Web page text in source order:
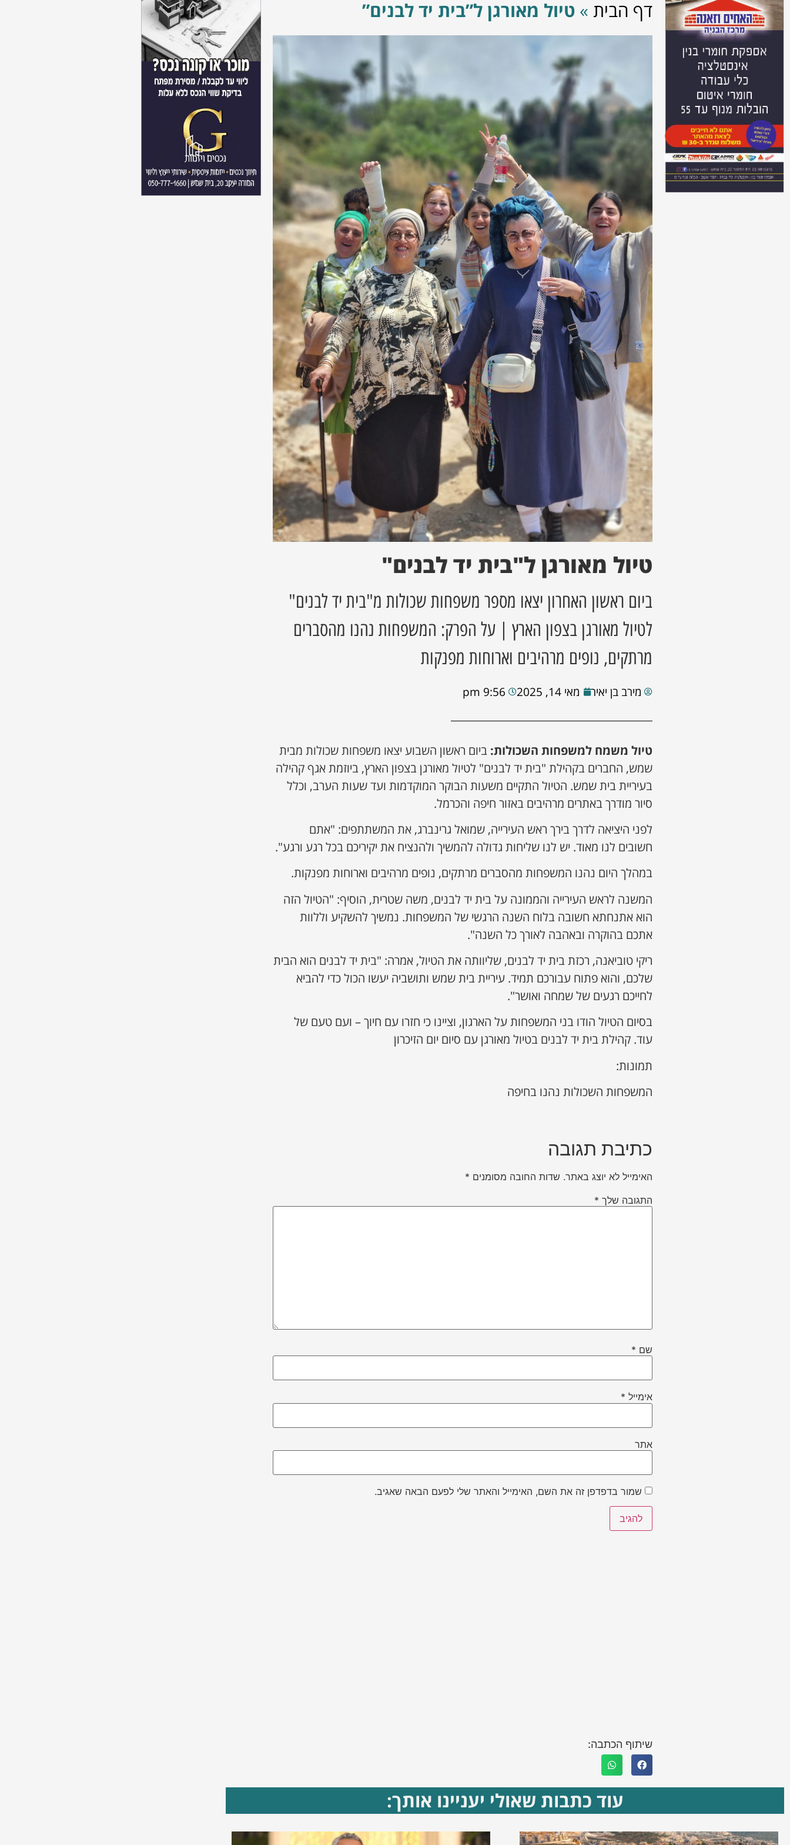
דף הבית »טיול מאורגן ל”בית יד לבנים”
טיול מאורגן ל"בית יד לבנים"
ביום ראשון האחרון יצאו מספר משפחות שכולות מ"בית יד לבנים"
לטיול מאורגן בצפון הארץ | על הפרק: המשפחות נהנו מהסברים
מרתקים, נופים מרהיבים וארוחות מפנקות
מירב בן יאיר מאי 14, 2025 9:56 pm
טיול משמח למשפחות השכולות:ביום ראשון השבוע יצאו משפחות שכולות מבית
שמש, החברים בקהילת "בית יד לבנים" לטיול מאורגן בצפון הארץ, ביוזמת אגף קהילה
בעיריית בית שמש. הטיול התקיים משעות הבוקר המוקדמות ועד שעות הערב, וכלל
סיור מודרך באתרים מרהיבים באזור חיפה והכרמל.
לפני היציאה לדרך בירך ראש העירייה, שמואל גרינברג, את המשתתפים: "אתם
חשובים לנו מאוד. יש לנו שליחות גדולה להמשיך ולהנציח את יקיריכם בכל רגע ורגע".
במהלך היום נהנו המשפחות מהסברים מרתקים, נופים מרהיבים וארוחות מפנקות.
המשנה לראש העירייה והממונה על בית יד לבנים, משה שטרית, הוסיף: "הטיול הזה
הוא אתנחתא חשובה בלוח השנה הרגשי של המשפחות. נמשיך להשקיע וללוות
אתכם בהוקרה ובאהבה לאורך כל השנה".
ריקי טוביאנה, רכזת בית יד לבנים, שליוותה את הטיול, אמרה: "בית יד לבנים הוא הבית
שלכם, והוא פתוח עבורכם תמיד. עיריית בית שמש ותושביה יעשו הכול כדי להביא
לחייכם רגעים של שמחה ואושר".
בסיום הטיול הודו בני המשפחות על הארגון, וציינו כי חזרו עם חיוך – ועם טעם של
עוד. קהילת בית יד לבנים בטיול מאורגן עם סיום יום הזיכרון
תמונות:
המשפחות השכולות נהנו בחיפה
כתיבת תגובה
האימייל לא יוצג באתר. שדות החובה מסומנים *
התגובה שלך *
שם *
אימייל *
אתר
שמור בדפדפן זה את השם, האימייל והאתר שלי לפעם הבאה שאגיב.
שיתוף הכתבה:
עוד כתבות שאולי יעניינו אותך: